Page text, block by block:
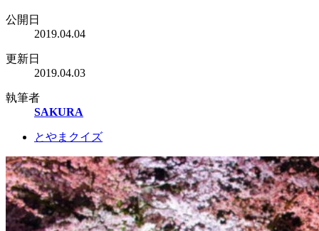
公開日
2019.04.04
更新日
2019.04.03
執筆者
SAKURA
とやまクイズ